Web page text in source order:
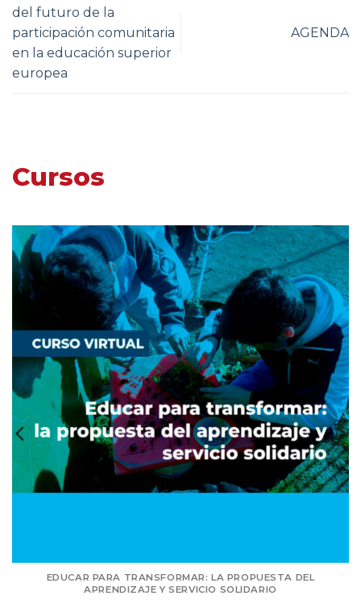
del futuro de la
participación comunitaria
en la educación superior
europea
AGENDA
Cursos
LA PROPUESTA DEL
SOLIDARIO
ITINERARIOS PARA LA
DISEÑO DE PROYECTOS